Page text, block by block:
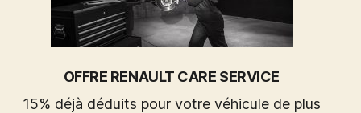
OFFRE RENAULT CARE SERVICE
15% déjà déduits pour votre véhicule de plus